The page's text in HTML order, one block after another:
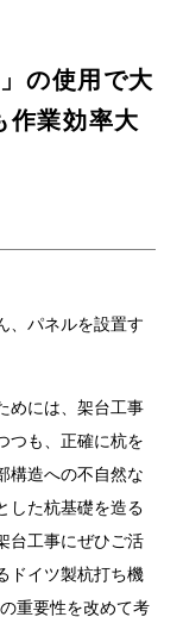
の使用で大
作業効率大
、パネルを設置す
めには、架台工事
つも、正確に杭を
構造への不自然な
した杭基礎を造る
台工事にぜひご活
ドイツ製杭打ち機
重要性を改めて考